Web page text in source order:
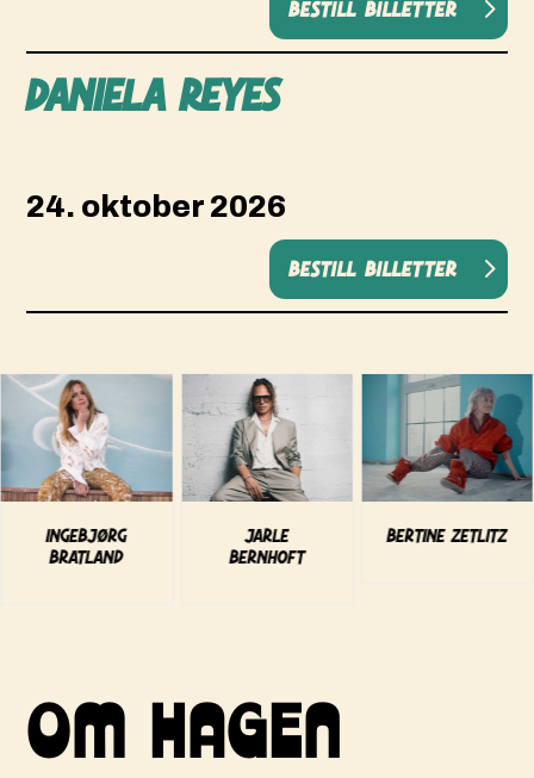
Bestill billetter
DANIELA REYES
24. oktober 2026
Bestill billetter
Ingebjørg
Bratland
Jarle
Bernhoft
Bertine Zetlitz
OM HAGEN